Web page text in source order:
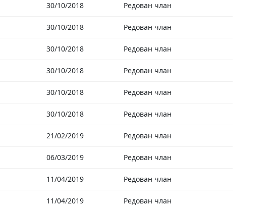
30/10/2018 Редован члан
30/10/2018 Редован члан
30/10/2018 Редован члан
30/10/2018 Редован члан
30/10/2018 Редован члан
30/10/2018 Редован члан
21/02/2019 Редован члан
06/03/2019 Редован члан
11/04/2019 Редован члан
11/04/2019 Редован члан